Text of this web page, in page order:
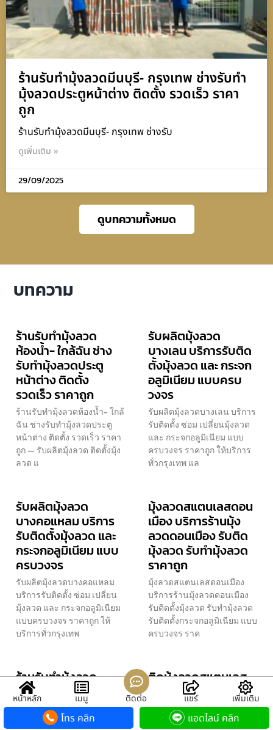
ร้านรับทำมุ้งลวดมีนบุรี- กรุงเทพ ช่างรับทำ
มุ้งลวดประตูหน้าต่าง ติดตั้ง รวดเร็ว ราคา
ถูก
ร้านรับทำมุ้งลวดมีนบุรี- กรุงเทพ ช่างรับ
ดูเพิ่มเติม »
29/09/2025
ดูบทความทั้งหมด
บทความ
ร้านรับทำมุ้งลวด
ห้องน้ำ- ใกล้ฉัน ช่าง
รับทำมุ้งลวดประตู
หน้าต่าง ติดตั้ง
รวดเร็ว ราคาถูก
ร้านรับทำมุ้งลวดห้องน้ำ- ใกล้
ฉัน ช่างรับทำมุ้งลวดประตู
หน้าต่าง ติดตั้ง รวดเร็ว ราคา
ถูก — รับผลิตมุ้งลวด ติดตั้งมุ้ง
ลวด แ
รับผลิตมุ้งลวด
บางเลน บริการรับติด
ตั้งมุ้งลวด และ กระจก
อลูมิเนียม แบบครบ
วงจร
รับผลิตมุ้งลวดบางเลน บริการ
รับติดตั้ง ซ่อม เปลี่ยนมุ้งลวด
และ กระจกอลูมิเนียม แบบ
ครบวงจร ราคาถูก ให้บริการ
ทั่วกรุงเทพ แล
รับผลิตมุ้งลวด
บางคอแหลม บริการ
รับติดตั้งมุ้งลวด และ
กระจกอลูมิเนียม แบบ
ครบวงจร
รับผลิตมุ้งลวดบางคอแหลม
บริการรับติดตั้ง ซ่อม เปลี่ยน
มุ้งลวด และ กระจกอลูมิเนียม
แบบครบวงจร ราคาถูก ให้
บริการทั่วกรุงเทพ
มุ้งลวดสแตนเลสดอน
เมือง บริการร้านมุ้ง
ลวดดอนเมือง รับติด
มุ้งลวด รับทำมุ้งลวด
ราคาถูก
มุ้งลวดสแตนเลสดอนเมือง
บริการร้านมุ้งลวดดอนเมือง
รับติดตั้งมุ้งลวด รับทำมุ้งลวด
รับติดตั้งกระจกอลูมิเนียม แบบ
ครบวงจร ราค
ร้านรับทำมุ้งลวด
นิรภัย- นนทบุรี ช่างรับ
ทำมุ้งลวดประตู
หน้าต่าง ติดตั้ง
ติดมุ้งลวดสแตนเลส
ปากเกร็ด บริการร้าน
มุ้งลวดดอนเมือง รับ
ติดมุ้งลวด รับทำมุ้ง
หน้าหลัก เมนู ติดต่อ แชร์ เพิ่มเติม
โทร คลิก แอดไลน์ คลิก